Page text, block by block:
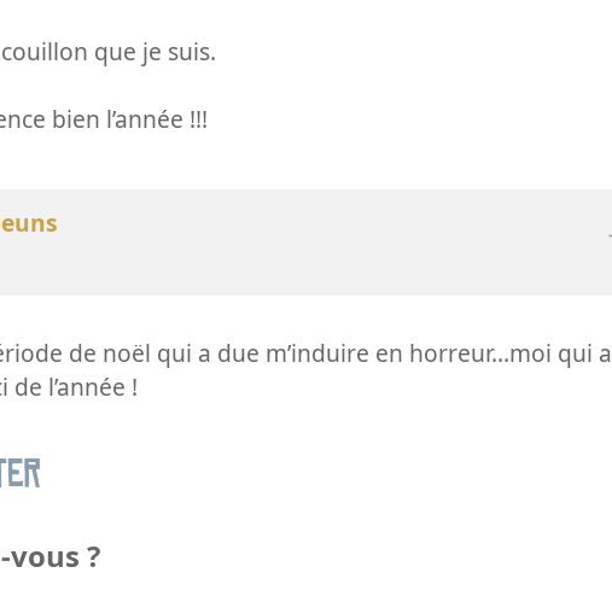
que je suis.
bien l’année !!!
de noël qui a due m’induire en horreur...moi qui
de l’année !
vous ?